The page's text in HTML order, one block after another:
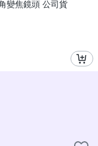
變焦鏡頭 公司貨